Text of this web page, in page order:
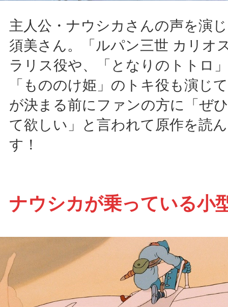
主人公・ナウシカさんの声を演
須美さん。「ルパン三世 カリオ
ラリス役や、「となりのトトロ
「もののけ姫」のトキ役も演じ
が決まる前にファンの方に「ぜ
て欲しい」と言われて原作を読
す！
ナウシカが乗っている小